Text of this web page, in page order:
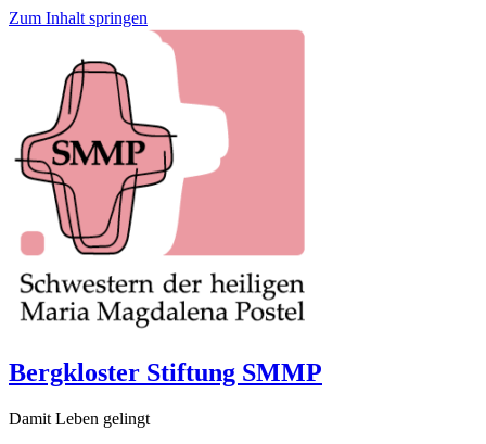
Zum Inhalt springen
Bergkloster Stiftung SMMP
Damit Leben gelingt